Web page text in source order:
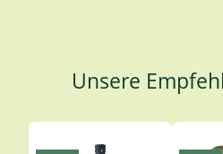
Unsere
Produktgalerie überspringen